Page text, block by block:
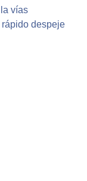
vías
despeje